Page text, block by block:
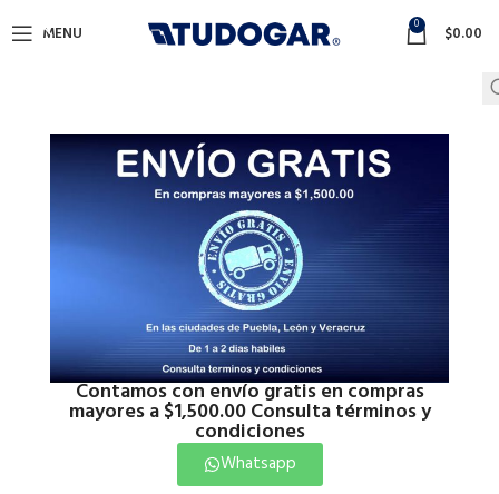
Contamos con envío gratis en compras
mayores a $1,500.00 Consulta términos y
condiciones
Whatsapp
MENU 0 $0.00